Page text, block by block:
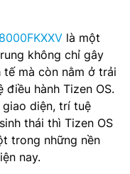
là một
không chỉ gây
mà còn nằm ở trải
hành Tizen OS.
giao diện, trí tuệ
thái thì Tizen OS
trong những nền
nay.